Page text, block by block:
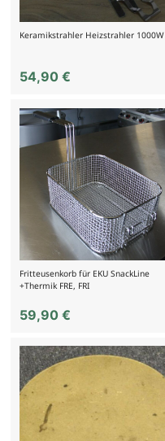
Keramikstrahler Heizstrahler 1000W
54,90 €
Fritteusenkorb für EKU SnackLine
+Thermik FRE, FRI
59,90 €